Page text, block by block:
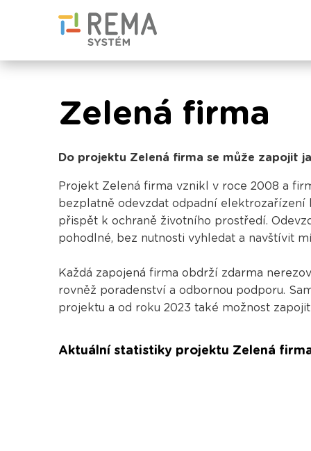
Zelená firma
Do projektu Zelená firma se může zapojit
Projekt Zelená firma vznikl v roce 2008 a
bezplatně odevzdat odpadní
přispět k ochraně životního prostředí.
pohodlné, bez nutnosti vyhledat a navštívit
Každá zapojená firma obdrží zdarma
rovněž poradenství a odbornou podporu.
projektu a od roku 2023 také možnost
Aktuální statistiky projektu Zelená